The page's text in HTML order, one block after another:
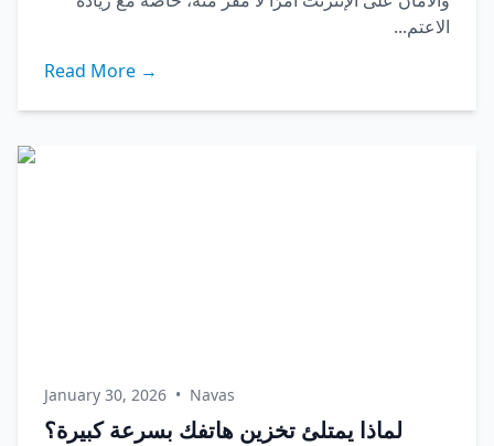
الاعتم...
Read More →
January 30, 2026 • Navas
لماذا يمتلئ تخزين هاتفك بسرعة كبيرة؟